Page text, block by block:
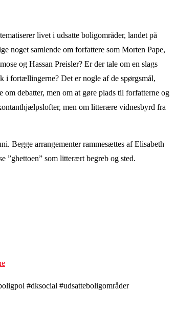
livet i udsatte boligområder, landet på
noget samlende om forfattere som Morten Pape,
og Hassan Preisler? Er der tale om en slags
i fortællingerne? Det er nogle af de spørgsmål,
debatter, men om at gøre plads til forfatterne og
men om litterære vidnesbyrd fra
Begge arrangementer rammesættes af Elisabeth
”ghettoen” som litterært begreb og sted.
#dksocial #udsatteboligområder